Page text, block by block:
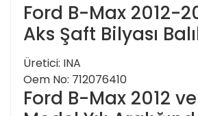
Ford B-Max 2012-
Aks Şaft Bilyası
Üretici: INA
Oem No: 712076410
Ford B-Max 2012